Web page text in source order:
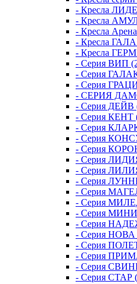
- Кресла
- Кресла
- Кресла Арена
- Кресла
- Кресла
- Серия ВИП
- Серия
- Серия
- СЕРИЯ
- Серия ДЕЙВ
- Серия КЕНТ
- Серия
- Серия
- Серия
- Серия
- Серия
- Серия
- Серия
- Серия
- Серия
- Серия
- Серия НОВА
- Серия
- Серия
- Серия
- Серия СТАР